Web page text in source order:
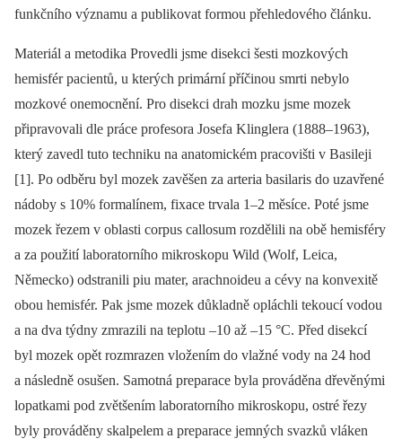
funkčního významu a publikovat formou přehledového článku.
Materiál a metodika Provedli jsme disekci šesti mozkových
hemisfér pacientů, u kterých primární příčinou smrti nebylo
mozkové onemocnění. Pro disekci drah mozku jsme mozek
připravovali dle práce profesora Josefa Klinglera (1888–1963),
který zavedl tuto techniku na anatomickém pracovišti v Basileji
[1]. Po odběru byl mozek zavěšen za arteria basilaris do uzavřené
nádoby s 10% formalínem, fixace trvala 1–2 měsíce. Poté jsme
mozek řezem v oblasti corpus callosum rozdělili na obě hemisféry
a za použití laboratorního mikroskopu Wild (Wolf, Leica,
Německo) odstranili piu mater, arachnoideu a cévy na konvexitě
obou hemisfér. Pak jsme mozek důkladně opláchli tekoucí vodou
a na dva týdny zmrazili na teplotu –10 až –15 °C. Před disekcí
byl mozek opět rozmrazen vložením do vlažné vody na 24 hod
a následně osušen. Samotná preparace byla prováděna dřevěnými
lopatkami pod zvětšením laboratorního mikroskopu, ostré řezy
byly prováděny skalpelem a preparace jemných svazků vláken